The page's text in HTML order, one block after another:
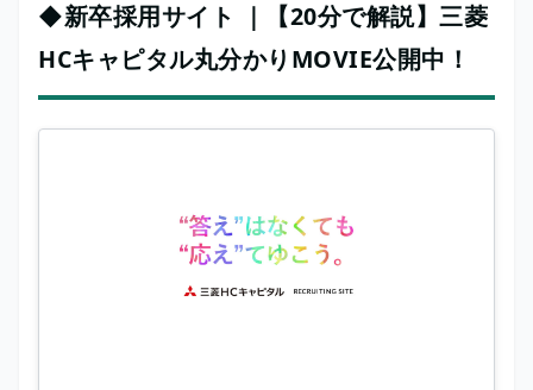
◆新卒採用サイト ｜【20分で解説】三菱
HCキャピタル丸分かりMOVIE公開中！